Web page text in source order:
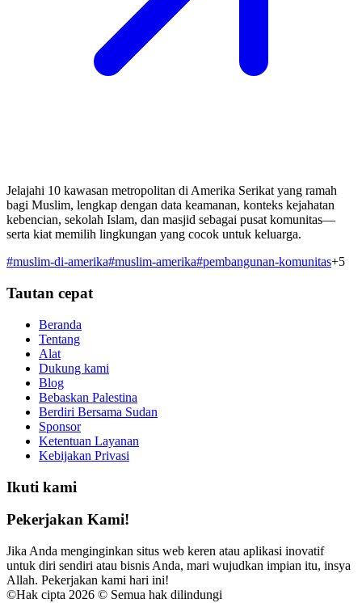
Jelajahi 10 kawasan metropolitan di Amerika Serikat yang ramah
bagi Muslim, lengkap dengan data keamanan, konteks kejahatan
kebencian, sekolah Islam, dan masjid sebagai pusat komunitas—
serta kiat memilih lingkungan yang cocok untuk keluarga.
#muslim-di-amerika#muslim-amerika#pembangunan-komunitas+5
Tautan cepat
Beranda
Tentang
Alat
Dukung kami
Blog
Bebaskan Palestina
Berdiri Bersama Sudan
Sponsor
Ketentuan Layanan
Kebijakan Privasi
Ikuti kami
Pekerjakan Kami!
Jika Anda menginginkan situs web keren atau aplikasi inovatif
untuk diri sendiri atau bisnis Anda, mari wujudkan impian itu, insya
Allah. Pekerjakan kami hari ini!
©Hak cipta 2026 © Semua hak dilindungi